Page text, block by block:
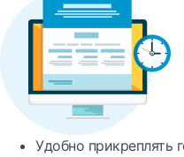
Удобно прикреплять